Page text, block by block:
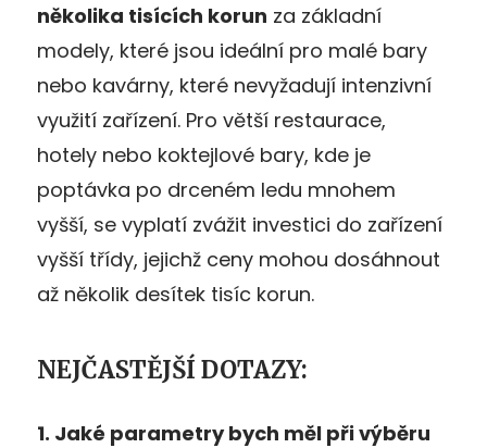
několika tisících korun za základní
modely, které jsou ideální pro malé bary
nebo kavárny, které nevyžadují intenzivní
využití zařízení. Pro větší restaurace,
hotely nebo koktejlové bary, kde je
poptávka po drceném ledu mnohem
vyšší, se vyplatí zvážit investici do zařízení
vyšší třídy, jejichž ceny mohou dosáhnout
až několik desítek tisíc korun.
NEJČASTĚJŠÍ DOTAZY:
1. Jaké parametry bych měl při výběru